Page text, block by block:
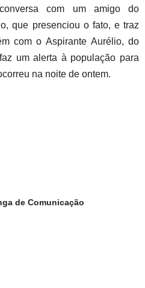
com um amigo do
que presenciou o fato, e traz
com o Aspirante Aurélio, do
um alerta à população para
na noite de ontem.
de Comunicação